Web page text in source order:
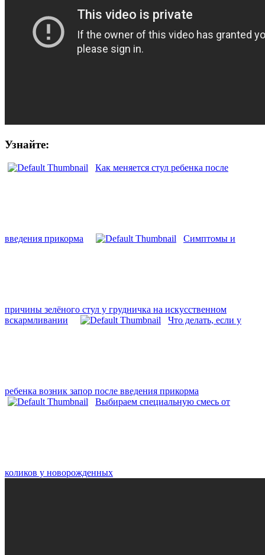
Узнайте:
Как меняется стул ребенка после
введения прикорма Симптомы и
причины зелёного стул у грудничка на искусственном
вскармливании
Что делать, если у
ребенка возник запор после введения прикорма
Выбираем специальную смесь от
коликов у новорожденных